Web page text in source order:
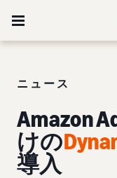
ニュース
Amazon
けの
導入